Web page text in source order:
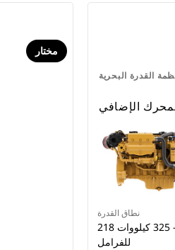
مختار
القدرة البحرية
نطاق القدرة
218 كيلووات للفرامل - 325 كيلووات
للفرامل